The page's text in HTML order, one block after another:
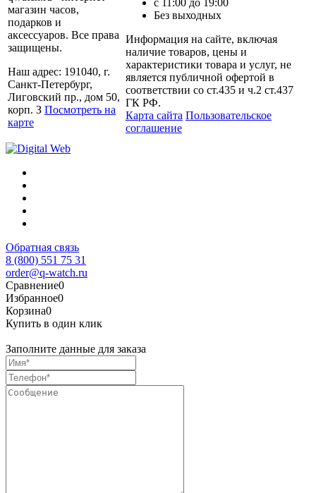
магазин часов,
подарков и
аксессуаров. Все права
защищены.
Наш адрес: 191040, г.
Санкт-Петербург,
Лиговский пр., дом 50,
корп. З Посмотреть на
карте
Без выходных
Информация на сайте, включая
наличие товаров, цены и
характеристики товара и услуг, не
является публичной офертой в
соответствии со ст.435 и ч.2 ст.437
ГК РФ.
Карта сайта Пользовательское
соглашение
Обратная связь
8 (800) 551 75 31
order@q-watch.ru
Сравнение0
Избранное0
Корзина0
Купить в один клик
Заполните данные для заказа